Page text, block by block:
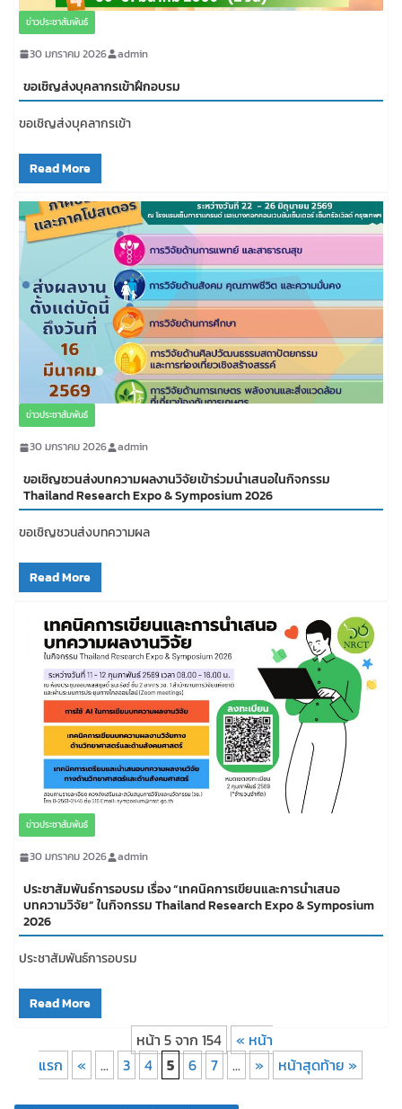
ข่าวประชาสัมพันธ์
30 มกราคม 2026 admin
ขอเชิญส่งบุคลากรเข้าฝึกอบรม
ขอเชิญส่งบุคลากรเข้า
Read More
ข่าวประชาสัมพันธ์
30 มกราคม 2026 admin
ขอเชิญชวนส่งบทความผลงานวิจัยเข้าร่วมนำเสนอในกิจกรรม
Thailand Research Expo & Symposium 2026
ขอเชิญชวนส่งบทความผล
Read More
ข่าวประชาสัมพันธ์
30 มกราคม 2026 admin
ประชาสัมพันธ์การอบรม เรื่อง “เทคนิคการเขียนและการนำเสนอ
บทความวิจัย” ในกิจกรรม Thailand Research Expo & Symposium
2026
ประชาสัมพันธ์การอบรม
Read More
หน้า 5 จาก 154
« หน้า
แรก
« ... 3 4 5 6 7 ... » หน้าสุดท้าย »